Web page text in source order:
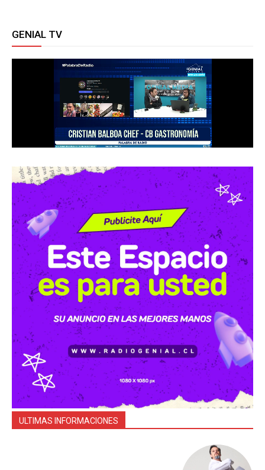
GENIAL TV
ULTIMAS INFORMACIONES